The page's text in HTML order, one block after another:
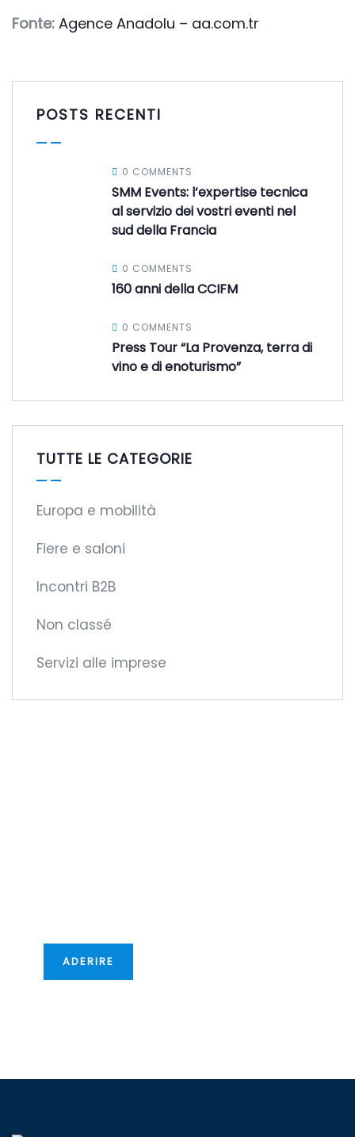
Fonte: Agence Anadolu – aa.com.tr
POSTS RECENTI
0 COMMENTS
SMM Events: l’expertise tecnica
al servizio dei vostri eventi nel
sud della Francia
0 COMMENTS
160 anni della CCIFM
0 COMMENTS
Press Tour “La Provenza, terra di
vino e di enoturismo”
TUTTE LE CATEGORIE
Europa e mobilità
Fiere e saloni
Incontri B2B
Non classé
Servizi alle imprese
ADERIRE